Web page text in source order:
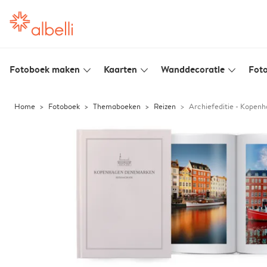
Fotoboek maken slim_arrow_down Kaarten slim_arrow_down Wanddecoratie slim_arrow_down
Home Fotoboek Themaboeken Reizen Archiefeditie -